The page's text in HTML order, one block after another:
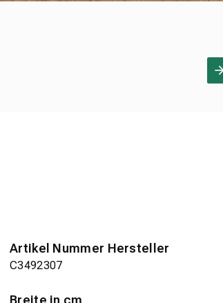
Artikel Nummer Hersteller
C3492307